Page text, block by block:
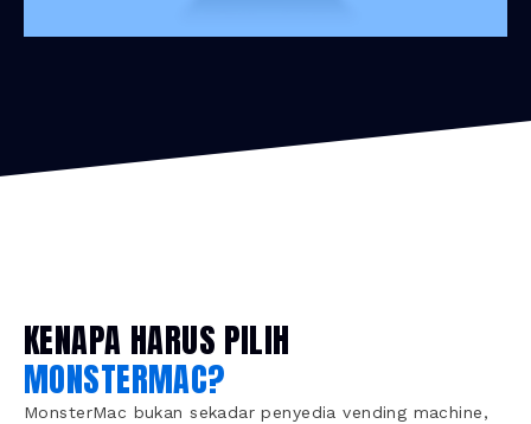
KENAPA HARUS PILIH
MONSTERMAC?
MonsterMac bukan sekadar penyedia vending machine,